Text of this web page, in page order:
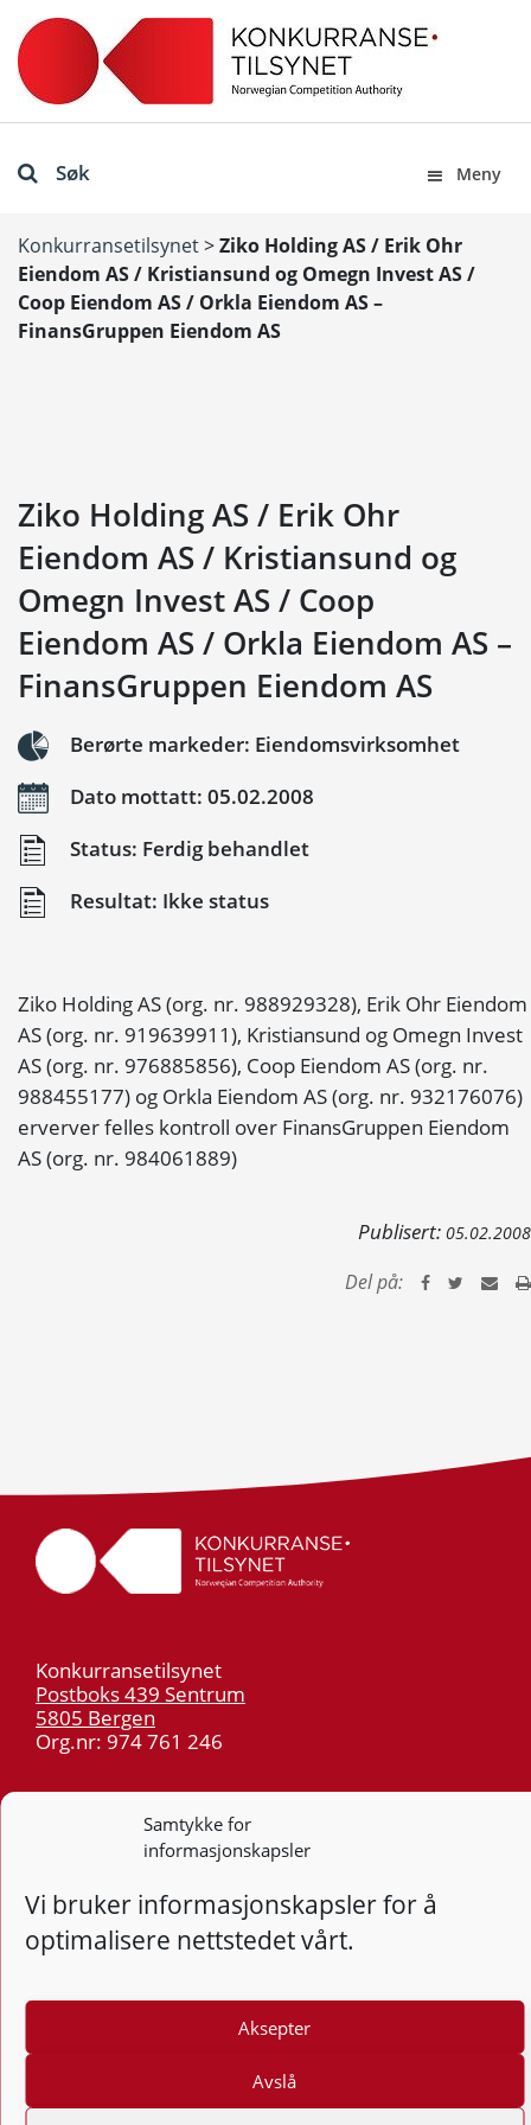
Samtykke for
informasjonskapsler
Vi bruker informasjonskapsler for å
optimalisere nettstedet vårt.
Aksepter
Avslå
Søk Meny
Konkurransetilsynet>Ziko Holding AS / Erik Ohr
Eiendom AS / Kristiansund og Omegn Invest AS /
Coop Eiendom AS / Orkla Eiendom AS –
FinansGruppen Eiendom AS
Ziko Holding AS / Erik Ohr
Eiendom AS / Kristiansund og
Omegn Invest AS / Coop
Eiendom AS / Orkla Eiendom AS –
FinansGruppen Eiendom AS
Berørte markeder: Eiendomsvirksomhet
Dato mottatt: 05.02.2008
Status: Ferdig behandlet
Resultat: Ikke status
Ziko Holding AS (org. nr. 988929328), Erik Ohr Eiendom
AS (org. nr. 919639911), Kristiansund og Omegn Invest
AS (org. nr. 976885856), Coop Eiendom AS (org. nr.
988455177) og Orkla Eiendom AS (org. nr. 932176076)
erverver felles kontroll over FinansGruppen Eiendom
AS (org. nr. 984061889)
Publisert: 05.02.2008
Del på:
Konkurransetilsynet
Postboks 439 Sentrum
5805 Bergen
Org.nr: 974 761 246
post@kt.no